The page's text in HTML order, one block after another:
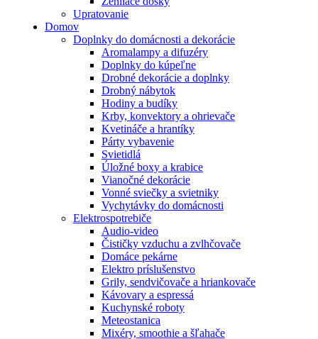
Upratovanie
Domov
Doplnky do domácnosti a dekorácie
Aromalampy a difuzéry
Doplnky do kúpeľne
Drobné dekorácie a doplnky
Drobný nábytok
Hodiny a budíky
Krby, konvektory a ohrievače
Kvetináče a hrantíky
Párty vybavenie
Svietidlá
Úložné boxy a krabice
Vianočné dekorácie
Vonné sviečky a svietniky
Vychytávky do domácnosti
Elektrospotrebiče
Audio-video
Čističky vzduchu a zvlhčovače
Domáce pekárne
Elektro príslušenstvo
Grily, sendvičovače a hriankovače
Kávovary a espressá
Kuchynské roboty
Meteostanica
Mixéry, smoothie a šľahače